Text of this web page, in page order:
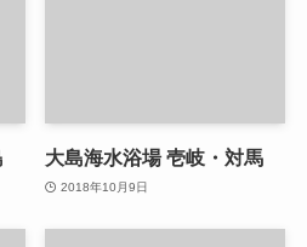
大島海水浴場 壱岐・対馬
2018年10月9日